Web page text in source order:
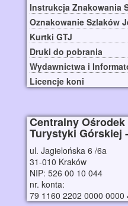
Instrukcja Znakowania
Oznakowanie Szlaków
Kurtki GTJ
Druki do pobrania
Wydawnictwa i
Licencje koni
Centralny Ośrodek
Turystyki Górskiej
ul. Jagielońska 6 /6a
31-010 Kraków
NIP: 526 00 10 044
nr. konta:
79 1160 2202 0000 0000